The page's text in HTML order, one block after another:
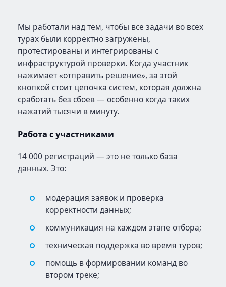
Мы работали над тем, чтобы все задачи во всех
турах были корректно загружены,
протестированы и интегрированы с
инфраструктурой проверки. Когда участник
нажимает «отправить решение», за этой
кнопкой стоит цепочка систем, которая должна
сработать без сбоев — особенно когда таких
нажатий тысячи в минуту.
Работа с участниками
14 000 регистраций — это не только база
данных. Это:
модерация заявок и проверка
корректности данных;
коммуникация на каждом этапе отбора;
техническая поддержка во время туров;
помощь в формировании команд во
втором треке;